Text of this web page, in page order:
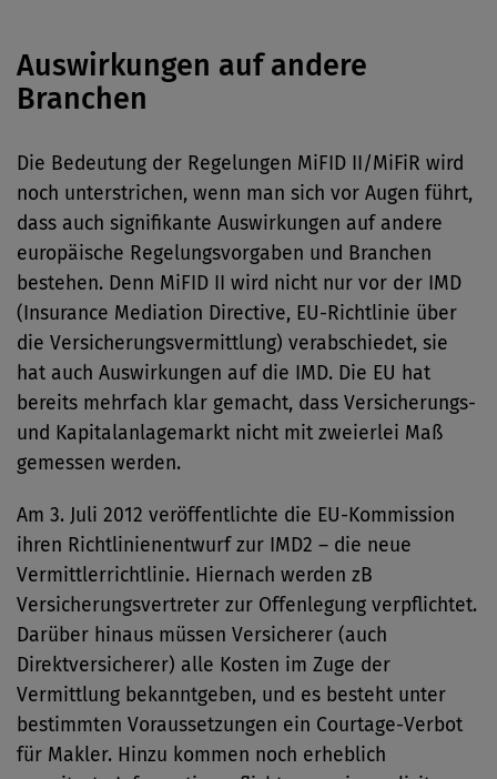
Auswirkungen auf andere
Branchen
Die Bedeutung der Regelungen MiFID II/MiFiR wird
noch unterstrichen, wenn man sich vor Augen führt,
dass auch signifikante Auswirkungen auf andere
europäische Regelungsvorgaben und Branchen
bestehen. Denn MiFID II wird nicht nur vor der IMD
(Insurance Mediation Directive, EU-Richtlinie über
die Versicherungsvermittlung) verabschiedet, sie
hat auch Auswirkungen auf die IMD. Die EU hat
bereits mehrfach klar gemacht, dass Versicherungs-
und Kapitalanlagemarkt nicht mit zweierlei Maß
gemessen werden.
Am 3. Juli 2012 veröffentlichte die EU-Kommission
ihren Richtlinienentwurf zur IMD2 – die neue
Vermittlerrichtlinie. Hiernach werden zB
Versicherungsvertreter zur Offenlegung verpflichtet.
Darüber hinaus müssen Versicherer (auch
Direktversicherer) alle Kosten im Zuge der
Vermittlung bekanntgeben, und es besteht unter
bestimmten Voraussetzungen ein Courtage-Verbot
für Makler. Hinzu kommen noch erheblich